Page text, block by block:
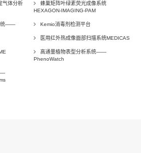
气体分析
蜂巢矩阵叶绿素荧光成像系统
HEXAGON-IMAGING-PAM
统——
Kemio消毒剂检测平台
医用红外热成像面部扫描系统MEDICAS
高通量植物表型分析系统——
PhenoWatch